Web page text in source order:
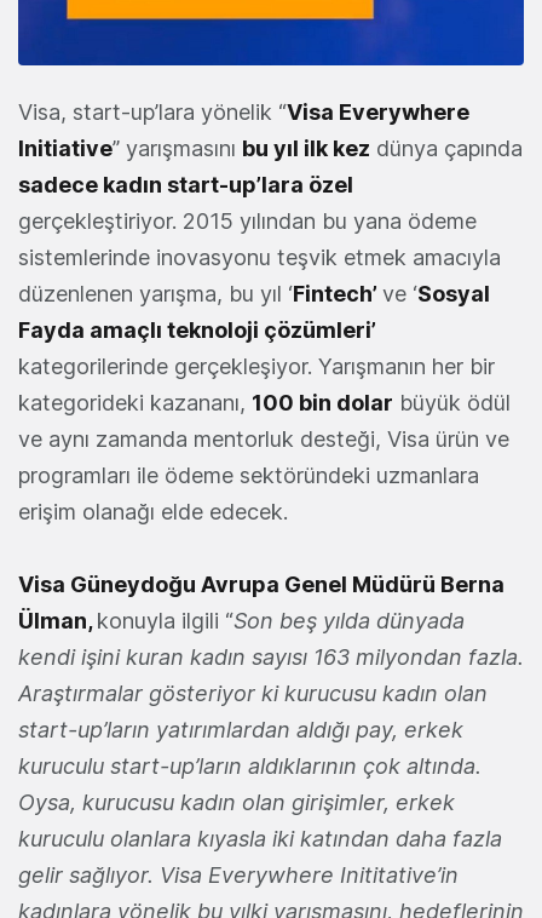
Visa, start-up’lara yönelik “Visa Everywhere
Initiative” yarışmasını bu yıl ilk kez dünya çapında
sadece kadın start-up’lara özel
gerçekleştiriyor. 2015 yılından bu yana ödeme
sistemlerinde inovasyonu teşvik etmek amacıyla
düzenlenen yarışma, bu yıl ‘Fintech’ ve ‘Sosyal
Fayda amaçlı teknoloji çözümleri’
kategorilerinde gerçekleşiyor. Yarışmanın her bir
kategorideki kazananı, 100 bin dolar büyük ödül
ve aynı zamanda mentorluk desteği, Visa ürün ve
programları ile ödeme sektöründeki uzmanlara
erişim olanağı elde edecek.
Visa Güneydoğu Avrupa Genel Müdürü Berna
Ülman,konuyla ilgili “Son beş yılda dünyada
kendi işini kuran kadın sayısı 163 milyondan fazla.
Araştırmalar gösteriyor ki kurucusu kadın olan
start-up’ların yatırımlardan aldığı pay, erkek
kuruculu start-up’ların aldıklarının çok altında.
Oysa, kurucusu kadın olan girişimler, erkek
kuruculu olanlara kıyasla iki katından daha fazla
gelir sağlıyor. Visa Everywhere Inititative’in
kadınlara yönelik bu yılki yarışmasını, hedeflerinin